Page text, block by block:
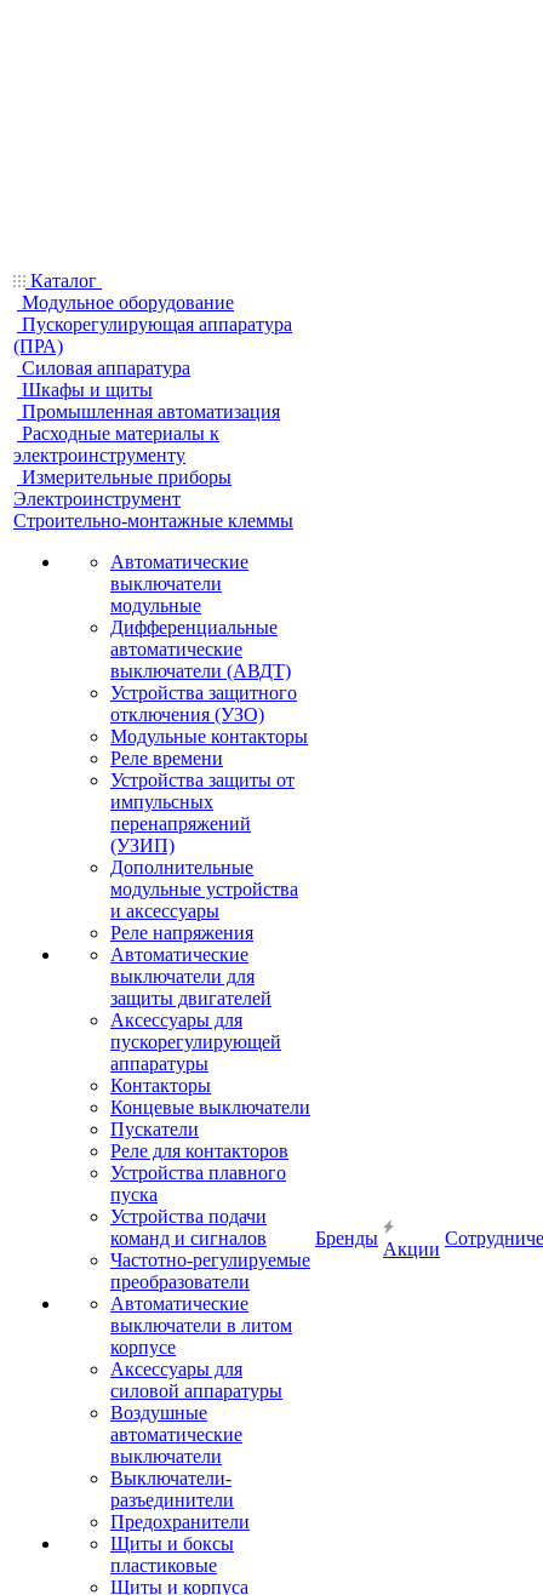
Каталог
Модульное оборудование
Пускорегулирующая аппаратура
(ПРА)
Силовая аппаратура
Шкафы и щиты
Промышленная автоматизация
Расходные материалы к
электроинструменту
Измерительные приборы
Электроинструмент
Строительно-монтажные клеммы
Автоматические
выключатели
модульные
Дифференциальные
автоматические
выключатели (АВДТ)
Устройства защитного
отключения (УЗО)
Модульные контакторы
Реле времени
Устройства защиты от
импульсных
перенапряжений
(УЗИП)
Дополнительные
модульные устройства
и аксессуары
Реле напряжения
Автоматические
выключатели для
защиты двигателей
Аксессуары для
пускорегулирующей
аппаратуры
Контакторы
Концевые выключатели
Пускатели
Реле для контакторов
Устройства плавного
пуска
Устройства подачи
команд и сигналов
Частотно-регулируемые
преобразователи
Автоматические
выключатели в литом
корпусе
Аксессуары для
силовой аппаратуры
Воздушные
автоматические
выключатели
Выключатели-
разъединители
Предохранители
Щиты и боксы
пластиковые
Щиты и корпуса
Бренды
Акции